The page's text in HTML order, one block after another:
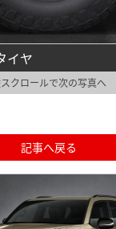
イヤ
クロールで次の写真へ
記事へ戻る